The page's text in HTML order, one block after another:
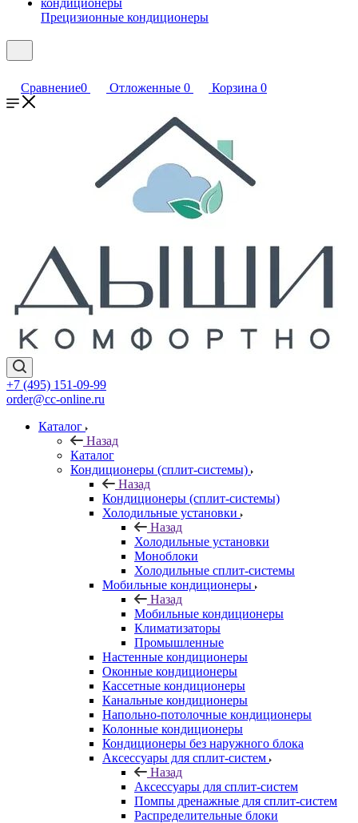
Прецизионные кондиционеры
Сравнение0 Отложенные 0 Корзина 0
+7 (495) 151-09-99
order@cc-online.ru
Каталог
Назад
Каталог
Кондиционеры (сплит-системы)
Назад
Кондиционеры (сплит-системы)
Холодильные установки
Назад
Холодильные установки
Моноблоки
Холодильные сплит-системы
Мобильные кондиционеры
Назад
Мобильные кондиционеры
Климатизаторы
Промышленные
Настенные кондиционеры
Оконные кондиционеры
Кассетные кондиционеры
Канальные кондиционеры
Напольно-потолочные кондиционеры
Колонные кондиционеры
Кондиционеры без наружного блока
Аксессуары для сплит-систем
Назад
Аксессуары для сплит-систем
Помпы дренажные для сплит-систем
Распределительные блоки